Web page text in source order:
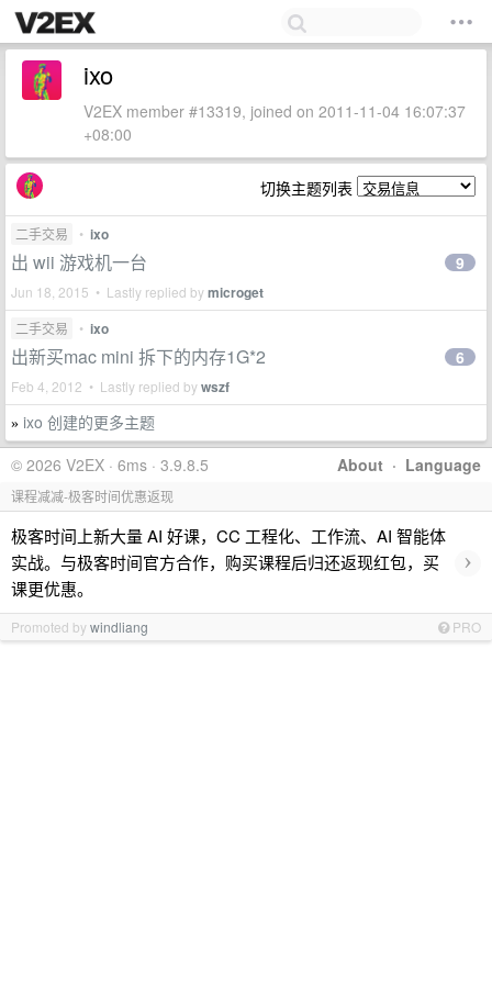
ixo
V2EX member #13319, joined on 2011-11-04 16:07:37
+08:00
切换主题列表
二手交易 • ixo
出 wii 游戏机一台
Jun 18, 2015 • Lastly replied bymicroget
9
二手交易 • ixo
出新买mac mini 拆下的内存1G*2
Feb 4, 2012 • Lastly replied bywszf
6
» ixo 创建的更多主题
About · Language
© 2026 V2EX · 6ms · 3.9.8.5
课程减减-极客时间优惠返现
极客时间上新大量 AI 好课，CC 工程化、工作流、AI 智能体
实战。与极客时间官方合作，购买课程后归还返现红包，买
课更优惠。
›
Promoted bywindliang PRO